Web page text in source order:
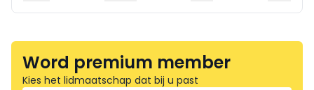
Word premium member
Kies het lidmaatschap dat bij u past